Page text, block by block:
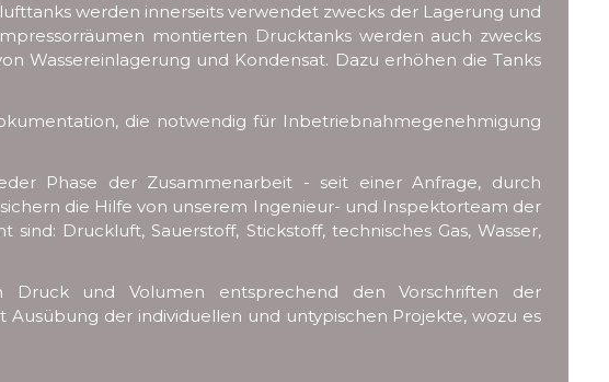
werden innerseits verwendet zwecks der Lagerung und
montierten Drucktanks werden auch zwecks
Wassereinlagerung und Kondensat. Dazu erhöhen die Tanks
die notwendig für Inbetriebnahmegenehmigung
Phase der Zusammenarbeit - seit einer Anfrage, durch
die Hilfe von unserem Ingenieur- und Inspektorteam der
Druckluft, Sauerstoff, Stickstoff, technisches Gas, Wasser,
und Volumen entsprechend den Vorschriften der
der individuellen und untypischen Projekte, wozu es